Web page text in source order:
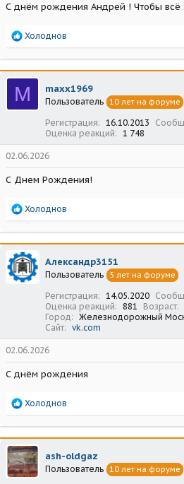
С днём рождения Андрей ! Чтобы всё
Р
а
к
ц
и
и
Холоднов
M maxx1969
Пользователь 10 лет на форуме
Регистрация 16.10.2013
Оценка реакций
1 748
02.06.2026
С Днем Рождения!
Р
а
к
ц
и
и
Холоднов
Александр3151
Пользователь 5 лет на форуме
Регистрация 14.05.2020
Оценка реакций
881 Возраст
Город
Железнодорожный
Сайт
vk.com
02.06.2026
С днём рождения
Р
а
к
ц
и
и
Холоднов
ash-oldgaz
Пользователь 10 лет на форуме